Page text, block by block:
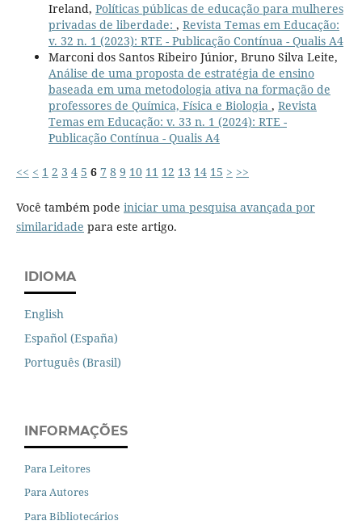
Ireland, Políticas públicas de educação para mulheres
privadas de liberdade: , Revista Temas em Educação:
v. 32 n. 1 (2023): RTE - Publicação Contínua - Qualis A4
Marconi dos Santos Ribeiro Júnior, Bruno Silva Leite,
Análise de uma proposta de estratégia de ensino
baseada em uma metodologia ativa na formação de
professores de Química, Física e Biologia , Revista
Temas em Educação: v. 33 n. 1 (2024): RTE -
Publicação Contínua - Qualis A4
<< < 1 2 3 4 5 6 7 8 9 10 11 12 13 14 15 > >>
Você também pode iniciar uma pesquisa avançada por
similaridade para este artigo.
IDIOMA
English
Español (España)
Português (Brasil)
INFORMAÇÕES
Para Leitores
Para Autores
Para Bibliotecários